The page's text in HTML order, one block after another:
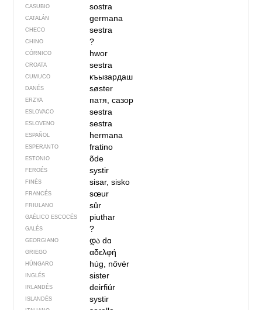
CASUBIO sostra
CATALÁN germana
CHECO sestra
CHINO ?
CÓRNICO hwor
CROATA sestra
CUMUCO къызардаш
DANÉS søster
ERZYA патя, сазор
ESLOVACO sestra
ESLOVENO sestra
ESPAÑOL hermana
ESPERANTO fratino
ESTONIO õde
FEROÉS systir
FINÉS sisar, sisko
FRANCÉS sœur
FRIULANO sûr
GAÉLICO ESCOCÉS piuthar
GALÉS ?
GEORGIANO დაdɑ
GRIEGO αδελφή
HÚNGARO húg, nővér
INGLÉS sister
IRLANDÉS deirfiúr
ISLANDÉS systir